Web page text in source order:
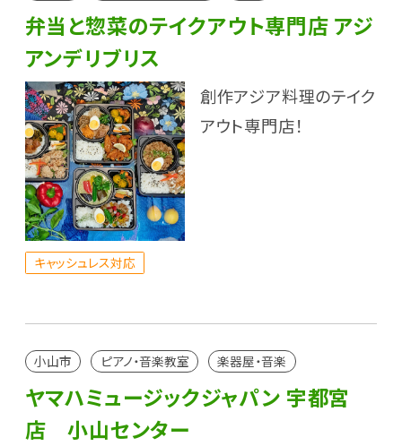
弁当と惣菜のテイクアウト専門店 アジ
アンデリブリス
創作アジア料理のテイク
アウト専門店！
キャッシュレス対応
小山市 ピアノ・音楽教室 楽器屋・音楽
ヤマハミュージックジャパン 宇都宮
店 小山センター